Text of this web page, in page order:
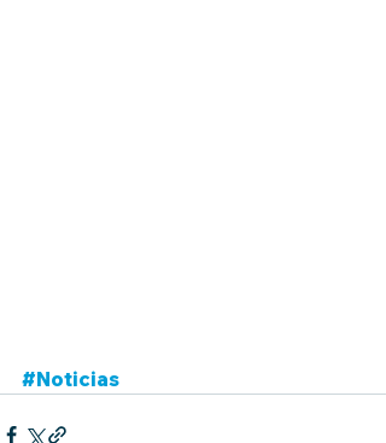
#Noticias